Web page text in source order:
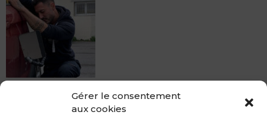
Gérer le consentement
aux cookies
peinture, sans rendez-vous mais Avec le sourire :)